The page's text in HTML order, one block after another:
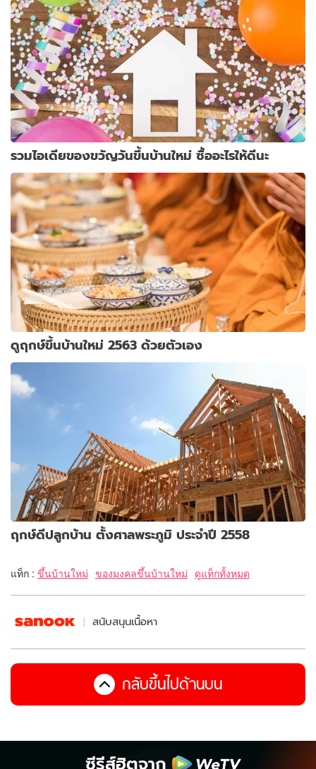
รวมไอเดียของขวัญวันขึ้นบ้านใหม่ ซื้ออะไรให้ดีนะ
ดูฤกษ์ขึ้นบ้านใหม่ 2563 ด้วยตัวเอง
ฤกษ์ดีปลูกบ้าน ตั้งศาลพระภูมิ ประจำปี 2558
แท็ก : ขึ้นบ้านใหม่ ของมงคลขึ้นบ้านใหม่ ดูแท็กทั้งหมด
สนับสนุนเนื้อหา
กลับขึ้นไปด้านบน
ซีรีส์ฮิตจาก